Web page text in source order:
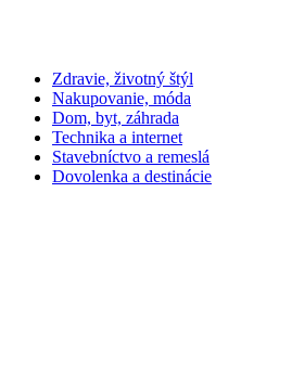
Zdravie, životný štýl
Nakupovanie, móda
Dom, byt, záhrada
Technika a internet
Stavebníctvo a remeslá
Dovolenka a destinácie